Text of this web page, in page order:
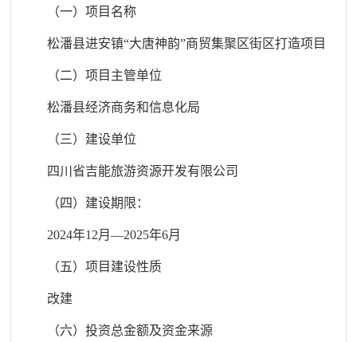
（一）项目名称
松潘县进安镇“大唐神韵”商贸集聚区街区打造项目
（二）项目主管单位
松潘县经济商务和信息化局
（三）建设单位
四川省吉能旅游资源开发有限公司
（四）建设期限：
2024年12月—2025年6月
（五）项目建设性质
改建
（六）投资总金额及资金来源